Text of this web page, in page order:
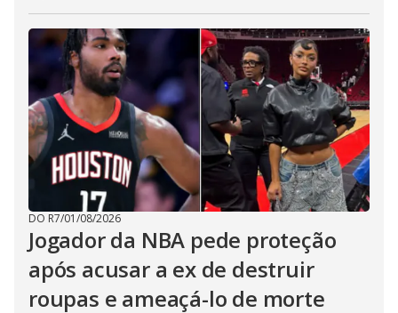
DO R7/01/08/2026
Jogador da NBA pede proteção
após acusar a ex de destruir
roupas e ameaçá-lo de morte